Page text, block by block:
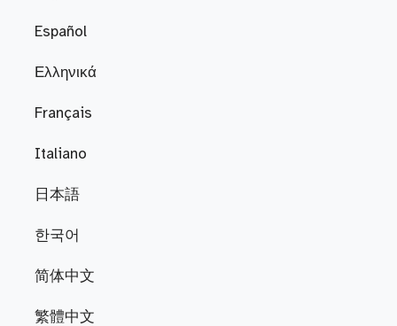
Español
Ελληνικά
Français
Italiano
日本語
한국어
简体中文
繁體中文